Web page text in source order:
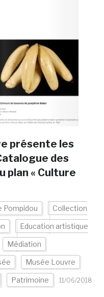
présente les
des
plan « Culture
Pompidou Collection
Education artistique
Médiation
Musée Louvre
Patrimoine
11/06/2018